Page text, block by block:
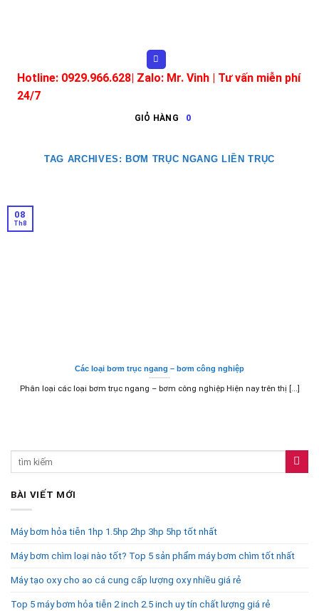
Hotline: 0929.966.628| Zalo: Mr. Vinh | Tư vấn miễn phí
24/7
GIỎ HÀNG 0
TAG ARCHIVES: BƠM TRỤC NGANG LIỀN TRỤC
Các loại bơm trục ngang – bơm công nghiệp
Phân loại các loại bơm trục ngang – bơm công nghiệp Hiện nay trên thị [...]
08
Th8
BÀI VIẾT MỚI
Máy bơm hỏa tiễn 1hp 1.5hp 2hp 3hp 5hp tốt nhất
Máy bơm chìm loại nào tốt? Top 5 sản phẩm máy bơm chìm tốt nhất
Máy tạo oxy cho ao cá cung cấp lượng oxy nhiều giá rẻ
Top 5 máy bơm hỏa tiễn 2 inch 2.5 inch uy tín chất lượng giá rẻ